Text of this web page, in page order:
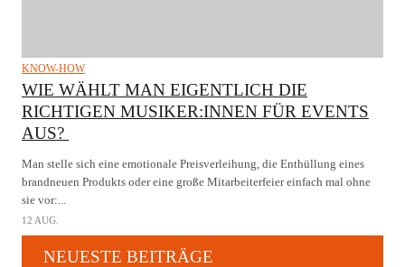
KNOW-HOW
WIE WÄHLT MAN EIGENTLICH DIE
RICHTIGEN MUSIKER:INNEN FÜR EVENTS
AUS?
Man stelle sich eine emotionale Preisverleihung, die Enthüllung eines
brandneuen Produkts oder eine große Mitarbeiterfeier einfach mal ohne
sie vor:...
12 AUG.
NEUESTE BEITRÄGE